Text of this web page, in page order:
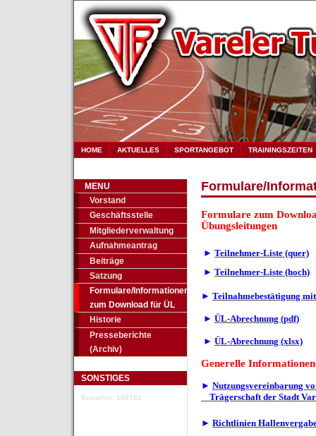
HOME AKTUELLES SPORTANGEBOT TRAININGSZEITEN
MENU
Vorstand
Geschäftsstelle
Mitgliederverwaltung
Aufnahmeantrag
Beiträge
Satzung
Formulare/Informationen
zum Download für ÜL
Historie
Presseberichte
(Archiv)
SONSTIGES
Besucher: 199782
Formulare/
Formulare zum
Übungsleitungen
► Teilnehmer-Liste (quer)
► Teilnehmer-Liste (hoch)
► Teilnahmebestätigung
► ÜL-Abrechnung (pdf)
► ÜL-Abrechnung (xlsx)
Generelle
► Nutzungsvereinbarung
Trägerschaft der Stadt
► Richtlinien